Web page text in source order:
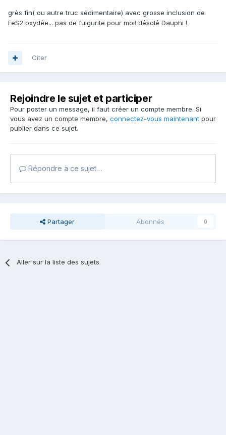
grès fin( ou autre truc sédimentaire) avec grosse inclusion de
FeS2 oxydée... pas de fulgurite pour moi! désolé Dauphi !
Citer
Rejoindre le sujet et participer
Pour poster un message, il faut créer un compte membre. Si
vous avez un compte membre, connectez-vous maintenant pour
publier dans ce sujet.
Répondre à ce sujet…
Partager Abonnés 0
Aller sur la liste des sujets